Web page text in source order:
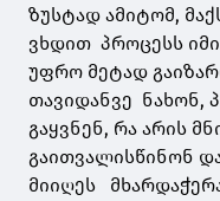
ზუსტად ამიტომ,
ვხდით პროცესს
უფრო მეტად
თავიდანვე ნახონ,
გაყვნენ, რა არის
გაითვალისწინონ
მიიღეს